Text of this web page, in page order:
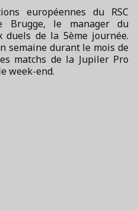
européennes du RSC
Brugge, le manager du
duels de la 5ème journée.
semaine durant le mois de
matchs de la Jupiler Pro
week-end.